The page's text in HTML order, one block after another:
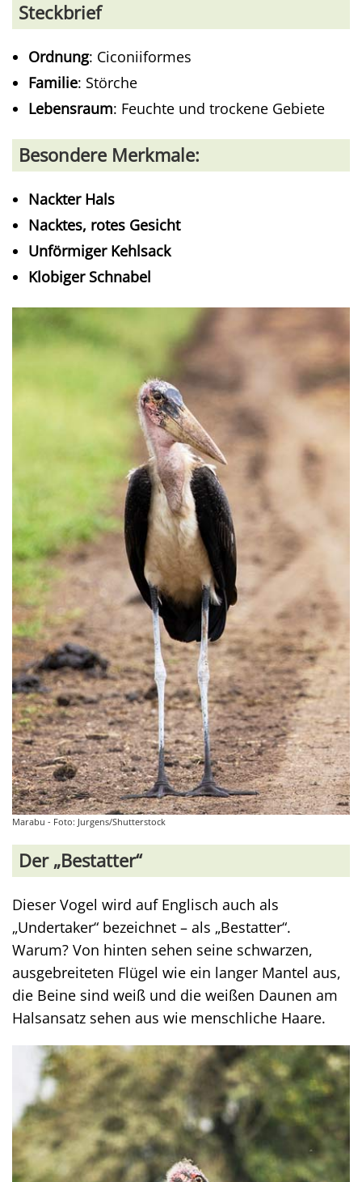
Steckbrief
Ordnung: Ciconiiformes
Familie: Störche
Lebensraum: Feuchte und trockene Gebiete
Besondere Merkmale:
Nackter Hals
Nacktes, rotes Gesicht
Unförmiger Kehlsack
Klobiger Schnabel
Marabu - Foto: Jurgens/Shutterstock
Der „Bestatter“
Dieser Vogel wird auf Englisch auch als
„Undertaker“ bezeichnet – als „Bestatter“.
Warum? Von hinten sehen seine schwarzen,
ausgebreiteten Flügel wie ein langer Mantel aus,
die Beine sind weiß und die weißen Daunen am
Halsansatz sehen aus wie menschliche Haare.